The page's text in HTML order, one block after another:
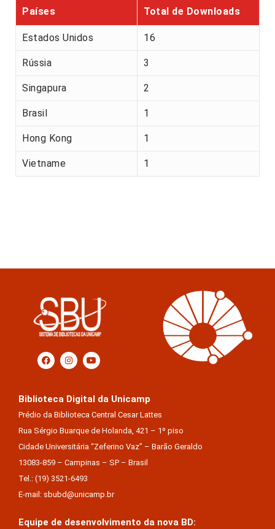
Países Total de Downloads
Estados Unidos 16
Rússia 3
Singapura 2
Brasil 1
Hong Kong 1
Vietname 1
Biblioteca Digital da Unicamp
Prédio da Biblioteca Central Cesar Lattes
Rua Sérgio Buarque de Holanda, 421 – 1º piso
Cidade Universitária “Zeferino Vaz” – Barão Geraldo
13083-859 – Campinas – SP – Brasil
Tel.: (19) 3521-6493
E-mail: sbubd@unicamp.br
Equipe de desenvolvimento da nova BD: